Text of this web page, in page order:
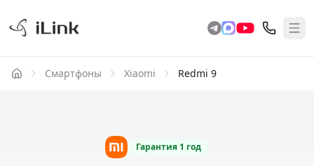
Смартфоны Xiaomi Redmi 9
Гарантия 1 год